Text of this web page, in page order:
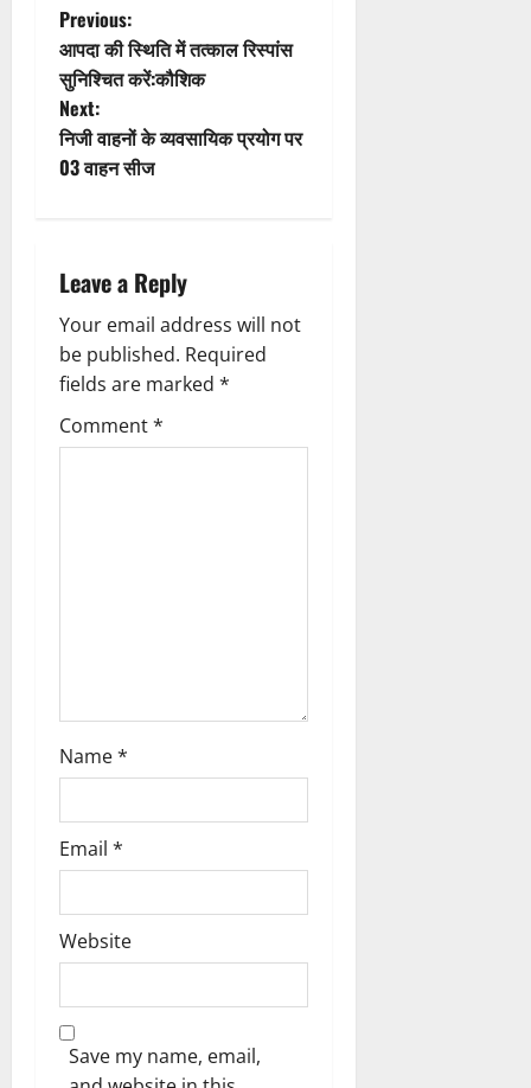
t
i
o
n
P
o
s
t
a
v
i
g
Previous:
आपदा की स्थिति में तत्काल रिस्पांस
सुनिश्चित करें:कौशिक
Next:
निजी वाहनों के व्यवसायिक प्रयोग पर
03 वाहन सीज
Leave a Reply
Your email address will not
be published. Required
fields are marked *
Comment*
Name*
Email *
Website
Save my name, email,